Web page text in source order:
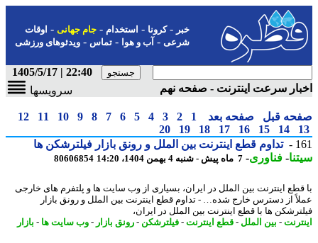
-کرونا-استخدام- جام جهانی-اوقات
شرعی-آب و هوا-تماس-ویدئوهای ورزشی
22:40 | 1405/5/17
سرعت اینترنت - صفحه نهم
سرویسها
قبل صفحه بعد 1
2
3
4
5
6
7
8
9
10
11
12
14
15
16
17
18
19
20
تداوم قطع اینترنت بین الملل و رونق بازار فیلترشکن ها
-فناوری- 7 ماه پیش - شنبه 4 بهمن 1404، 14:20 80606854
اینترنت بین الملل در ایران، بسیاری از وب سایت ها و پلتفرم های خارجی
از دسترس خارج شده… - تداوم قطع اینترنت بین الملل و رونق بازار
ها با قطع اینترنت بین الملل در ایران،
-بین الملل-قطع اینترنت-فیلترشکن-رونق بازار - وب سایت ها- بازار